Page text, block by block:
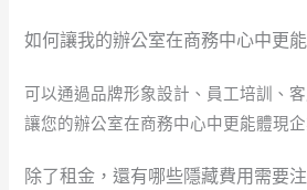
如何讓我的辦公室在商務中心中更
可以通過品牌形象設計、員工培訓、
讓您的辦公室在商務中心中更能體現企
除了租金，還有哪些隱藏費用需要